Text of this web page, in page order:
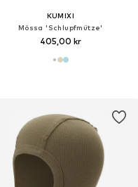
KUMIXI
Mössa 'Schlupfmütze'
405,00 kr